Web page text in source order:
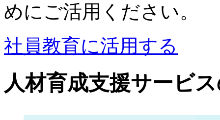
めにご活用ください。
社員教育に活用する
人材育成支援サービ